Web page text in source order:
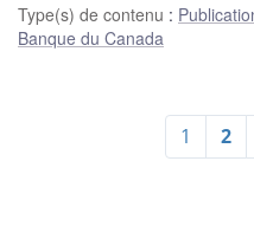
Type(s) de contenu :
Banque du Canada
1 2